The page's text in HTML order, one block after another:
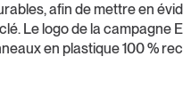
afin de mettre en
Le logo de la campagne
en plastique 100 %